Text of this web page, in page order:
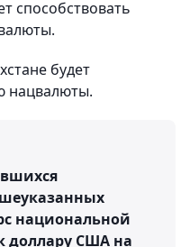
способствовать
будет
нацвалюты.
национальной
доллару США на